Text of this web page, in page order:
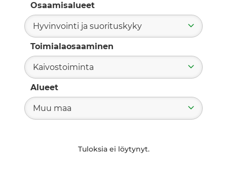
Osaamisalueet
Hyvinvointi ja suorituskyky
Toimialaosaaminen
Kaivostoiminta
Alueet
Muu maa
Tuloksia ei löytynyt.